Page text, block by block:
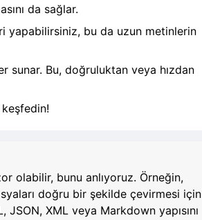
da sağlar.
yapabilirsiniz, bu da uzun metinlerin
sunar. Bu, doğruluktan veya hızdan
olabilir, bunu anlıyoruz. Örneğin,
doğru bir şekilde çevirmesi için
XML veya Markdown yapısını